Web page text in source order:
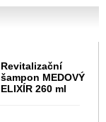
Revitalizační
šampon MEDOVÝ
ELIXÍR 260 ml